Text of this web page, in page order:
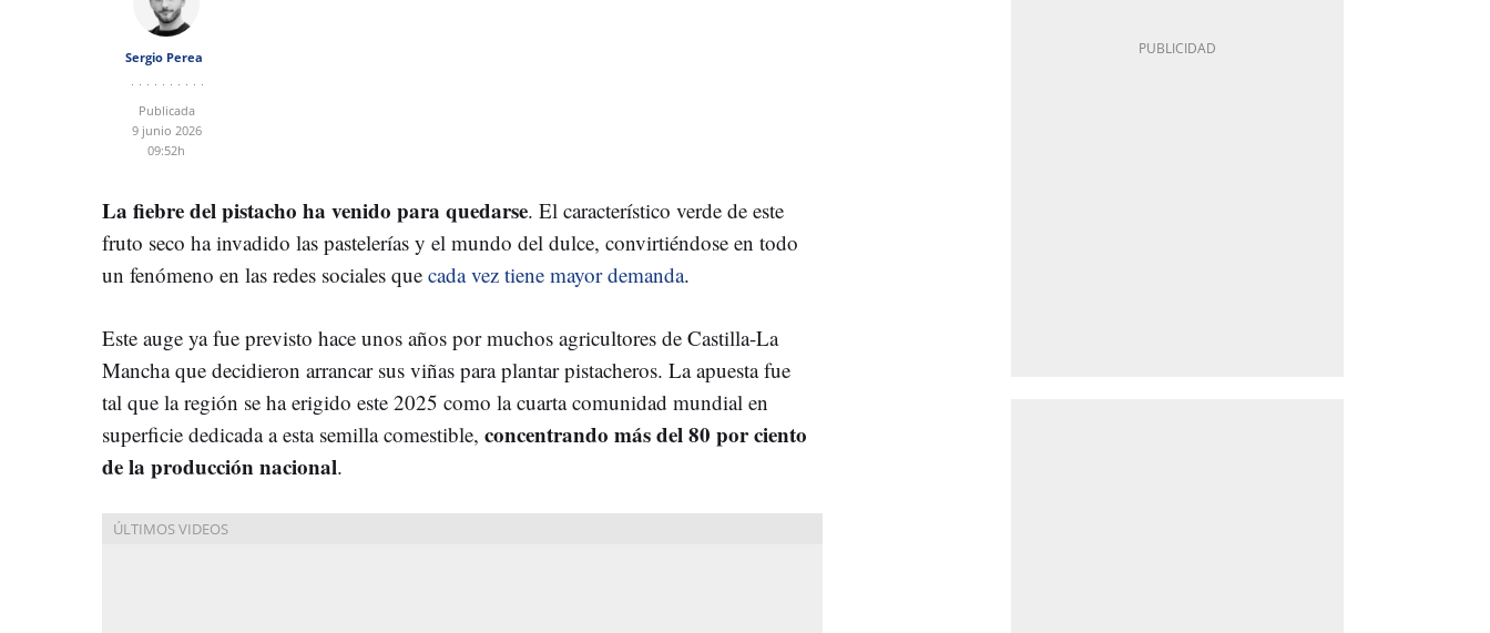
Sergio Perea
Publicada
9 junio 2026
09:52h
La fiebre del pistacho ha venido para quedarse. El característico verde de este
fruto seco ha invadido las pastelerías y el mundo del dulce, convirtiéndose en todo
un fenómeno en las redes sociales que cada vez tiene mayor demanda.
Este auge ya fue previsto hace unos años por muchos agricultores de Castilla-La
Mancha que decidieron arrancar sus viñas para plantar pistacheros. La apuesta fue
tal que la región se ha erigido este 2025 como la cuarta comunidad mundial en
superficie dedicada a esta semilla comestible, concentrando más del 80 por ciento
de la producción nacional.